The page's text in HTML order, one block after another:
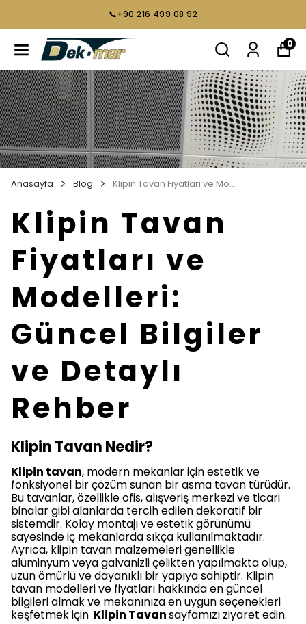
📞+90 216 499 08 92
0
Anasayfa Blog Klipin Tavan Fiyatları ve Modelleri: Güncel Bilgiler ve Detaylı Rehber
Klipin Tavan
Fiyatları ve
Modelleri:
Güncel Bilgiler
ve Detaylı
Rehber
Klipin Tavan Nedir?
Klipin tavan, modern mekanlar için estetik ve
fonksiyonel bir çözüm sunan bir asma tavan türüdür.
Bu tavanlar, özellikle ofis, alışveriş merkezi ve ticari
binalar gibi alanlarda tercih edilen dekoratif bir
sistemdir. Kolay montajı ve estetik görünümü
sayesinde iç mekanlarda sıkça kullanılmaktadır.
Ayrıca, klipin tavan malzemeleri genellikle
alüminyum veya galvanizli çelikten yapılmakta olup,
uzun ömürlü ve dayanıklı bir yapıya sahiptir. Klipin
tavan modelleri ve fiyatları hakkında en güncel
bilgileri almak ve mekanınıza en uygun seçenekleri
keşfetmek için Klipin Tavansayfamızı ziyaret edin.